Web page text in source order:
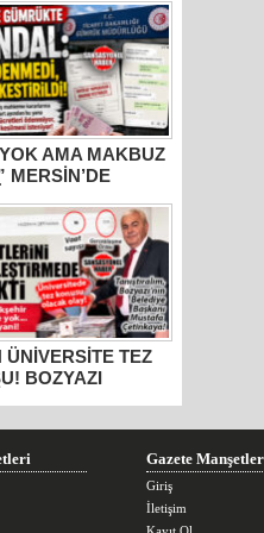
AMA MAKBUZ
MERSİN’DE
ÜNİVERSİTE TEZ
BOZYAZI
KARNESİ
Gazete
Giriş
İletişim